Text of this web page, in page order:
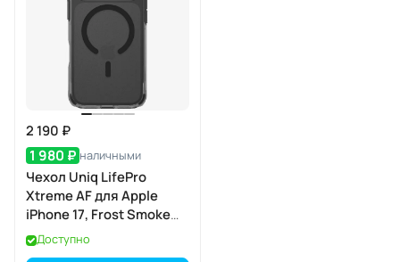
2 190 ₽
1 980 ₽ наличными
Чехол Uniq LifePro
Xtreme AF для Apple
iPhone 17, Frost Smoke
(матовый дымчатый),
MagSafe
Доступно